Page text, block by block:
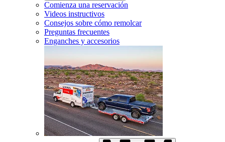
Comienza una reservación
Videos instructivos
Consejos sobre cómo remolcar
Preguntas frecuentes
Enganches y accesorios